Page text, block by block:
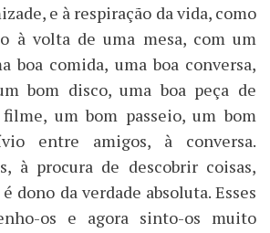
e à respiração da vida, como
à volta de uma mesa, com um
boa comida, uma boa conversa,
bom disco, uma boa peça de
um bom passeio, um bom
entre amigos, à conversa.
à procura de descobrir coisas,
dono da verdade absoluta. Esses
os e agora sinto-os muito